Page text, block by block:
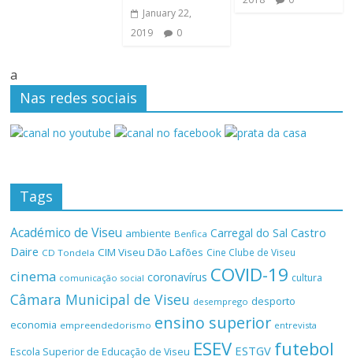
January 22,
2019
0
a
Nas redes sociais
Tags
Académico de Viseu ambiente Benfica Carregal do Sal Castro
Daire CD Tondela CIM Viseu Dão Lafões Cine Clube de Viseu
cinema comunicação social coronavírus COVID-19 cultura
Câmara Municipal de Viseu desemprego desporto
economia empreendedorismo ensino superior entrevista
Escola Superior de Educação de Viseu ESEV ESTGV futebol